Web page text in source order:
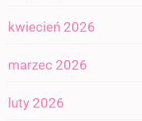
kwiecień 2026
marzec 2026
luty 2026